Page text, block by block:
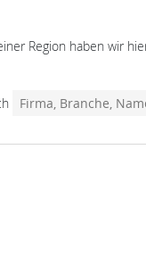
Region haben wir